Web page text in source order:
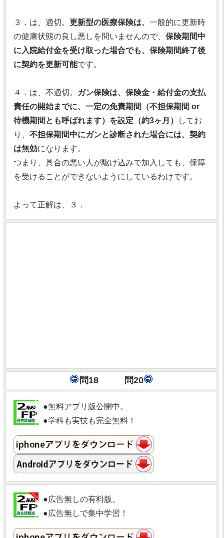
３．は、適切。 更新型の医療保険は、 一般的に更新時
の健康状態の良し悪しを問いませんので、 保険期間中
に入院給付金を受け取った場合でも、保険期間終了後
に契約を更新可能です。
４．は、不適切。
ガン保険は、保険金・給付金の支払
責任の開始までに、一定の免責期間（不担保期間 or
待機期間とも呼ばれます）を設定（約3ヶ月）
してお
り、 不担保期間中にガンと診断された場合には、契約
は無効になります。
つまり、具合の悪い人が駆け込みで加入しても、保障
を受けることができないようにしているわけです。
よって正解は、３．
問18 問20
●無料アプリ版公開中。
●学科も実技も完全無料！
●広告無しの有料版。
●広告無しで集中学習！